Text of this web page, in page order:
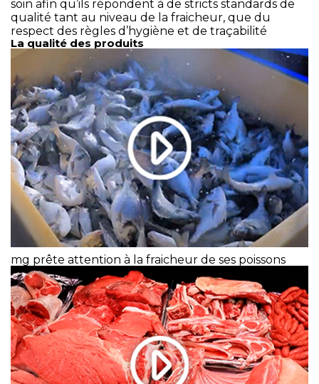
soin afin qu’ils répondent à de stricts standards de
qualité tant au niveau de la fraicheur, que du
respect des règles d’hygiène et de traçabilité
La qualité des produits
mg prête attention à la fraicheur de ses poissons